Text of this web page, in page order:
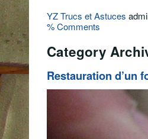
YZ Trucs et Astuces
% Comments
Category
Restauration d’un